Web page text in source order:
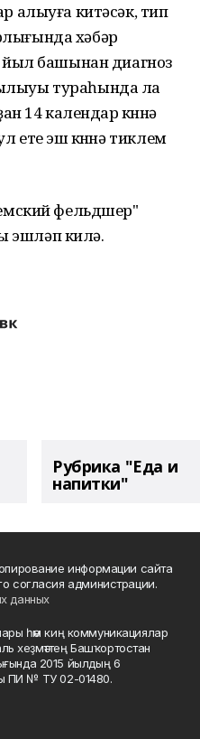
алыуға китәсәк, тип
хәбәр
йыл башынан диагноз
тураһында ла
14 календар көнөнә
ете эш көнөнә тиклем
фельдшер"
эшләп килә.
Рубрика "Еда и
напитки"
информации сайта
согласия администрации.
данных
һәм киң коммуникациялар
хеҙмәттең Башҡортостан
2015 йылдың 6
ПИ № ТУ 02-01480.